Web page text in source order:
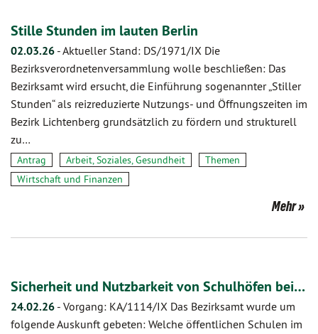
Stille Stunden im lauten Berlin
02.03.26 -Aktueller Stand: DS/1971/IX Die
Bezirksverordnetenversammlung wolle beschließen: Das
Bezirksamt wird ersucht, die Einführung sogenannter „Stiller
Stunden“ als reizreduzierte Nutzungs- und Öffnungszeiten im
Bezirk Lichtenberg grundsätzlich zu fördern und strukturell
zu…
Antrag Arbeit, Soziales, Gesundheit
Themen
Wirtschaft und Finanzen
Mehr
Sicherheit und Nutzbarkeit von Schulhöfen bei…
24.02.26 - Vorgang: KA/1114/IX Das Bezirksamt wurde um
folgende Auskunft gebeten: Welche öffentlichen Schulen im